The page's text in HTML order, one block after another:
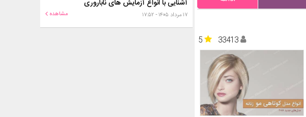
5
33413
آشنایی با انواع آزمایش های ناباروری
۱۷ مرداد ۱۴۰۵ - ۱۷:۵۲ مشاهده